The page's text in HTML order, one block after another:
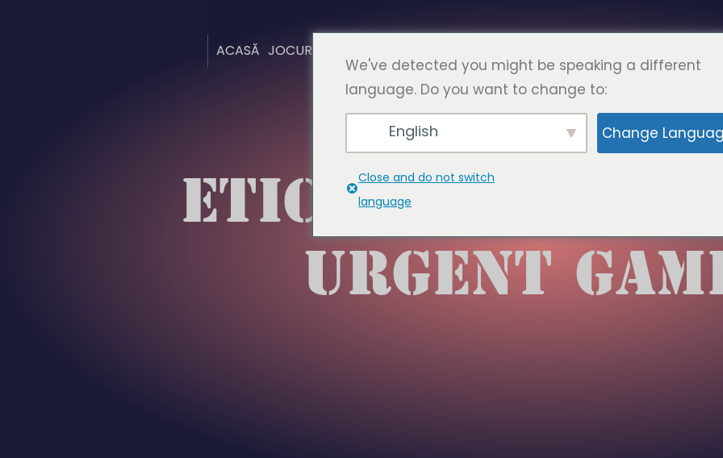
ACASĂ JOCURI
ETICHETĂ:
URGENT
We've detected you might be speaking a different
language. Do you want to change to:
English Change
Close and do not switch
language